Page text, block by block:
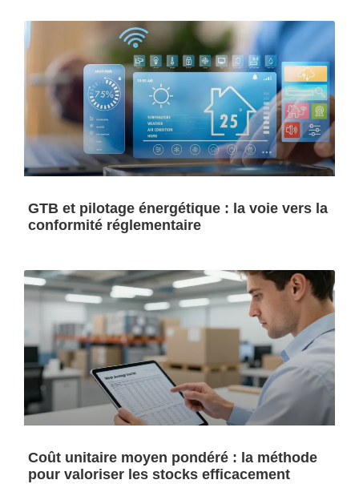
GTB et pilotage énergétique : la voie vers la
conformité réglementaire
Coût unitaire moyen pondéré : la méthode
pour valoriser les stocks efficacement